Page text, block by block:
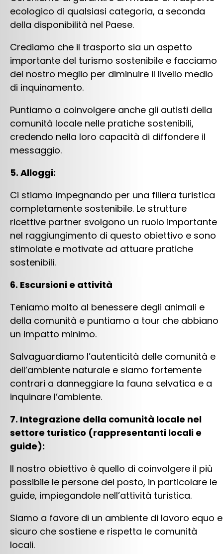
ecologico di qualsiasi categoria, a seconda
della disponibilità nel Paese.
Crediamo che il trasporto sia un aspetto
importante del turismo sostenibile e facciamo
del nostro meglio per diminuire il livello medio
di inquinamento.
Puntiamo a coinvolgere anche gli autisti della
comunità locale nelle pratiche sostenibili,
credendo nella loro capacità di diffondere il
messaggio.
5. Alloggi:
Ci stiamo impegnando per una filiera turistica
completamente sostenibile. Le strutture
ricettive partner svolgono un ruolo importante
nel raggiungimento di questo obiettivo e sono
stimolate e motivate ad attuare pratiche
sostenibili.
6. Escursioni e attività
Teniamo molto al benessere degli animali e
della comunità e puntiamo a tour che abbiano
un impatto minimo.
Salvaguardiamo l’autenticità delle comunità e
dell’ambiente naturale e siamo fortemente
contrari a danneggiare la fauna selvatica e a
inquinare l’ambiente.
7. Integrazione della comunità locale nel
settore turistico (rappresentanti locali e
guide):
Il nostro obiettivo è quello di coinvolgere il più
possibile le persone del posto, in particolare le
guide, impiegandole nell’attività turistica.
Siamo a favore di un ambiente di lavoro equo e
sicuro che sostiene e rispetta le comunità
locali.